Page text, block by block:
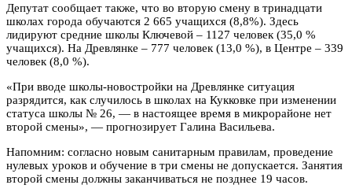
Депутат сообщает также, что во вторую смену в тринадцати
школах города обучаются 2 665 учащихся (8,8%). Здесь
лидируют средние школы Ключевой – 1127 человек (35,0 %
учащихся). На Древлянке – 777 человек (13,0 %), в Центре – 339
человек (8,0 %).
«‎При вводе школы-новостройки на Древлянке ситуация
разрядится, как случилось в школах на Кукковке при изменении
статуса школы № 26, — в настоящее время в микрорайоне нет
второй смены», — прогнозирует Галина Васильева.
Напомним: согласно новым санитарным правилам, проведение
нулевых уроков и обучение в три смены не допускается. Занятия
второй смены должны заканчиваться не позднее 19 часов.